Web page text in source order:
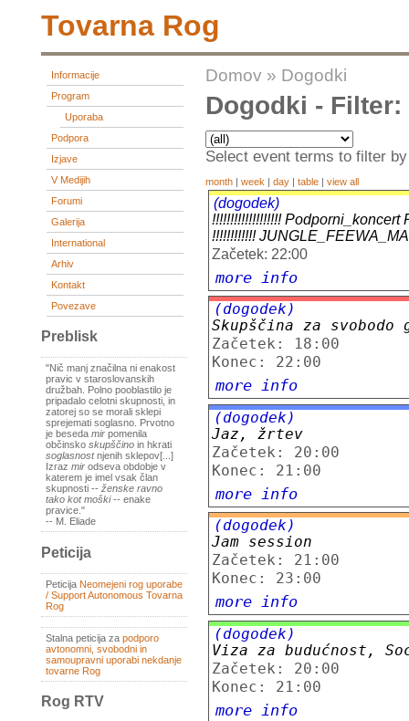
Tovarna Rog
Informacije
Program
Uporaba
Podpora
Izjave
V Medijih
Forumi
Galerija
International
Arhiv
Kontakt
Povezave
Preblisk
"Nič manj značilna ni enakost
pravic v staroslovanskih
družbah. Polno pooblastilo je
pripadalo celotni skupnosti, in
zatorej so se morali sklepi
sprejemati soglasno. Prvotno
je beseda mir pomenila
občinsko skupščino in hkrati
soglasnostnjenih sklepov[...]
Izraz mir odseva obdobje v
katerem je imel vsak član
skupnosti -- ženske ravno
tako kot moški-- enake
pravice."
-- M. Eliade
Peticija
Peticija Neomejeni rog uporabe
/ Support Autonomous Tovarna
Rog
Stalna peticija za podporo
avtonomni, svobodni in
samoupravni uporabi nekdanje
tovarne Rog
Rog RTV
Domov » Dogodki
Dogodki - Filter:
Select event terms to filter by
month | week | day | table | view all
(dogodek)
!!!!!!!!!!!!!!!!!!!
!!!!!!!!!!!!
Začetek: 22:00
more info
(dogodek)
Skupščina za
Začetek: 18:00
Konec: 22:00
more info
(dogodek)
Jaz, žrtev
Začetek: 20:00
Konec: 21:00
more info
(dogodek)
Jam session
Začetek: 21:00
Konec: 23:00
more info
(dogodek)
Viza za budućnost,
Začetek: 20:00
Konec: 21:00
more info